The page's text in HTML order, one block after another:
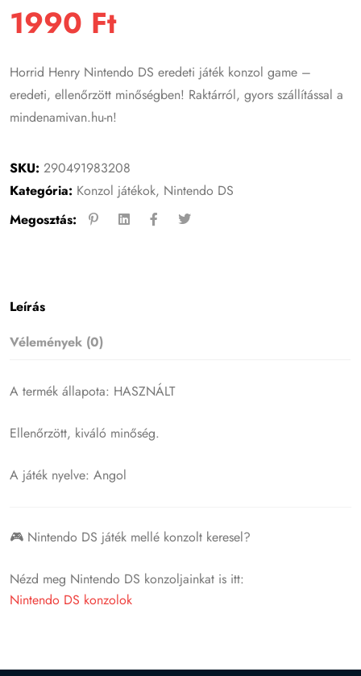
1990 Ft
Horrid Henry Nintendo DS eredeti játék konzol game –
eredeti, ellenőrzött minőségben! Raktárról, gyors szállítással a
mindenamivan.hu-n!
SKU:290491983208
Kategória: Konzol játékok, Nintendo DS
Megosztás:
Leírás
Vélemények (0)
A termék állapota: HASZNÁLT
Ellenőrzött, kiváló minőség.
A játék nyelve: Angol
🎮 Nintendo DS játék mellé konzolt keresel?
Nézd meg Nintendo DS konzoljainkat is itt:
Nintendo DS konzolok